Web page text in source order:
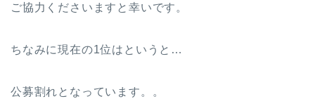
ご協力くださいますと幸いです。
ちなみに現在の1位はというと…
公募割れとなっています。。